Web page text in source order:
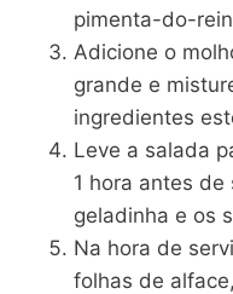
pimenta-do-
Adicione o
grande e
ingredientes
Leve a salada
1 hora antes de
geladinha e os
Na hora de
folhas de